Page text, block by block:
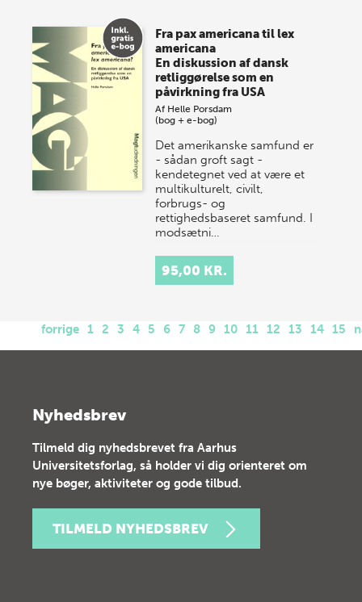
Fra pax americana til lex
americana
En diskussion af dansk
retliggørelse som en
påvirkning fra USA
Af Helle Porsdam
(bog + e-bog)
Det amerikanske samfund er
- sådan groft sagt -
kendetegnet ved at være et
multikulturelt, civilt,
forbrugs- og
rettighedsbaseret samfund. I
modsætni…
95,00 KR.
forrige 1 2 3 4 5 6 7 8 9 10 11 12 13 14 15
Nyhedsbrev
Tilmeld dig nyhedsbrevet fra Aarhus
Universitetsforlag, så holder vi dig orienteret om
nye bøger, aktiviteter og gode tilbud.
TILMELD NYHEDSBREV